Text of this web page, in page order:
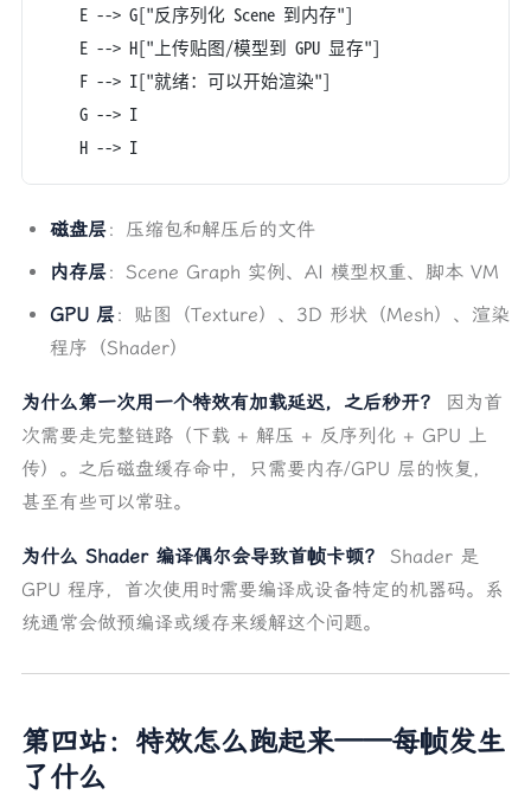
    E --> G["反序列化 Scene 到内存"]
    E --> H["上传贴图/模型到 GPU 显存"]
    F --> I["就绪：可以开始渲染"]
    G --> I
    H --> I
磁盘层：压缩包和解压后的文件
内存层：Scene Graph 实例、AI 模型权重、脚本 VM
GPU 层：贴图（Texture）、3D 形状（Mesh）、渲染
程序（Shader）
为什么第一次用一个特效有加载延迟，之后秒开？
因为首
次需要走完整链路（下载 + 解压 + 反序列化 + GPU 上
传）。之后磁盘缓存命中，只需要内存/GPU 层的恢复，
甚至有些可以常驻。
为什么 Shader 编译偶尔会导致首帧卡顿？
Shader 是
GPU 程序，首次使用时需要编译成设备特定的机器码。系
统通常会做预编译或缓存来缓解这个问题。
第四站：特效怎么跑起来——每帧发生
了什么